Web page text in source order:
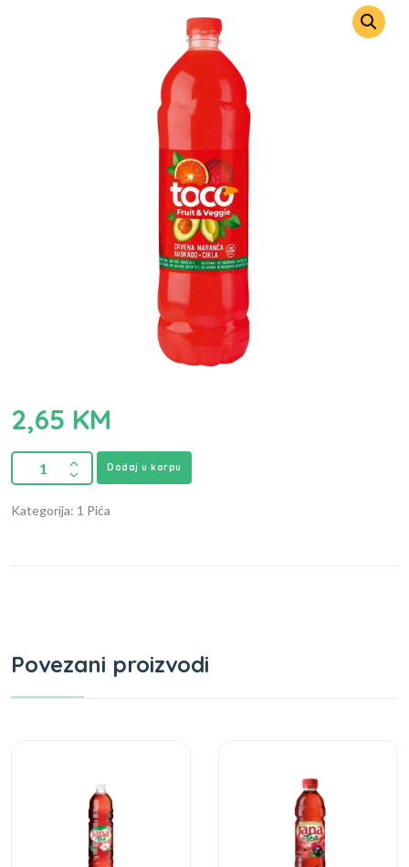
2,65 KM
Dodaj u korpu
Kategorija: 1 Pića
Povezani proizvodi